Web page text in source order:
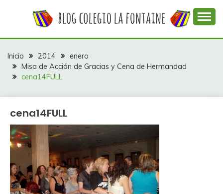
COLEGIO LA
FONTAINE
colegio La Fontaine
Inicio 2014
enero
Misa de Acción de Gracias y Cena de Hermandad
cena14FULL
cena14FULL